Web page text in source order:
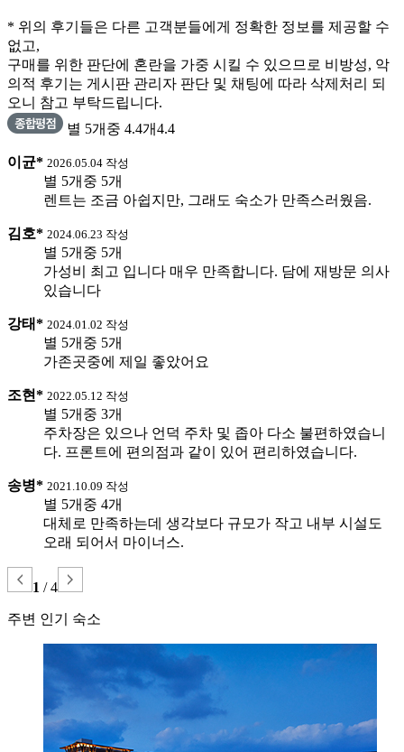
* 위의 후기들은 다른 고객분들에게 정확한 정보를 제공할 수
없고,
구매를 위한 판단에 혼란을 가중 시킬 수 있으므로 비방성, 악
의적 후기는 게시판 관리자 판단 및 채팅에 따라 삭제처리 되
오니 참고 부탁드립니다.
별 5개중 4.4개4.4
이균* 2026.05.04 작성
별 5개중 5개
렌트는 조금 아쉽지만, 그래도 숙소가 만족스러웠음.
김호* 2024.06.23 작성
별 5개중 5개
가성비 최고 입니다 매우 만족합니다. 담에 재방문 의사
있습니다
강태* 2024.01.02 작성
별 5개중 5개
가존곳중에 제일 좋았어요
조현* 2022.05.12 작성
별 5개중 3개
주차장은 있으나 언덕 주차 및 좁아 다소 불편하였습니
다. 프론트에 편의점과 같이 있어 편리하였습니다.
송병* 2021.10.09 작성
별 5개중 4개
대체로 만족하는데 생각보다 규모가 작고 내부 시설도
오래 되어서 마이너스.
1 /4
주변 인기 숙소